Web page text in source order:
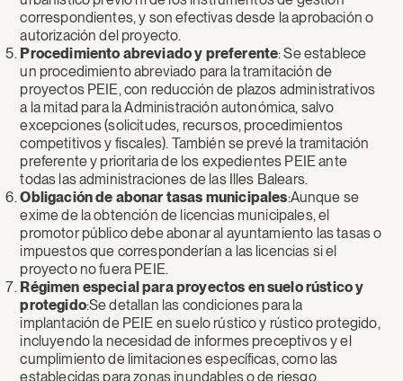
correspondientes, y son efectivas desde la aprobación o
autorización del proyecto.
Procedimiento abreviado y preferente: Se establece
un procedimiento abreviado para la tramitación de
proyectos PEIE, con reducción de plazos administrativos
a la mitad para la Administración autonómica, salvo
excepciones (solicitudes, recursos, procedimientos
competitivos y fiscales). También se prevé la tramitación
preferente y prioritaria de los expedientes PEIE ante
todas las administraciones de las Illes Balears.
Obligación de abonar tasas municipales:Aunque se
exime de la obtención de licencias municipales, el
promotor público debe abonar al ayuntamiento las tasas o
impuestos que corresponderían a las licencias si el
proyecto no fuera PEIE.
Régimen especial para proyectos en suelo rústico y
protegido:Se detallan las condiciones para la
implantación de PEIE en suelo rústico y rústico protegido,
incluyendo la necesidad de informes preceptivos y el
cumplimiento de limitaciones específicas, como las
establecidas para zonas inundables o de riesgo.